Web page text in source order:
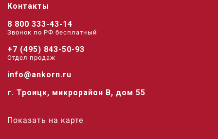
Контакты
8 800 333-43-14
Звонок по РФ беcплатный
+7 (495) 843-50-93
Отдел продаж
info@ankorn.ru
г. Троицк, микрорайон В, дом 55
Показать на карте